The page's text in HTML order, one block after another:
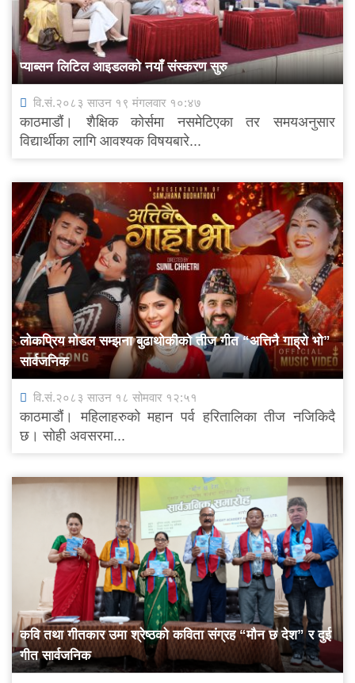
प्याब्सन लिटिल आइडलको नयाँ संस्करण सुरु
वि.सं.२०८३ साउन १९ मंगलवार १०:४७
काठमाडौं। शैक्षिक कोर्समा नसमेटिएका तर समयअनुसार
विद्यार्थीका लागि आवश्यक विषयबारे...
लोकप्रिय मोडल सम्झना बुढाथोकीको तीज गीत “अत्तिनै गाह्रो भो”
सार्वजनिक
वि.सं.२०८३ साउन १८ सोमवार १२:५१
काठमाडौं। महिलाहरुको महान पर्व हरितालिका तीज नजिकिदै
छ। सोही अवसरमा...
कवि तथा गीतकार उमा श्रेष्ठको कविता संग्रह “मौन छ देश” र दुई
गीत सार्वजनिक